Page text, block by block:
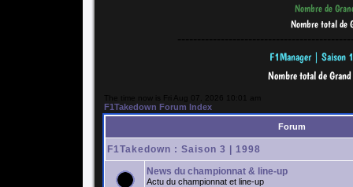
The time now is Fri Aug 07, 2026 10:01 am
F1Takedown Forum Index
Forum
F1Takedown : Saison 3 | 1998
News du championnat & line-up
Actu du championnat et line-up